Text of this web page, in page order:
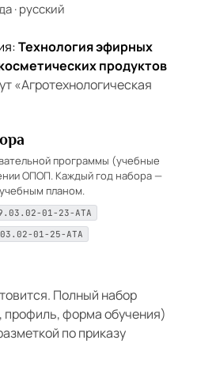
·русский
Технология эфирных
продуктов
«Агротехнологическая
программы (учебные
ОПОП. Каждый год набора —
планом.
01-23-АТА
01-25-АТА
Полный набор
форма обучения)
по приказу